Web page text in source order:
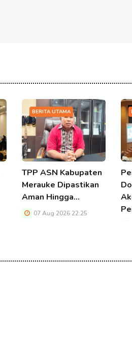
BERITA UTAMA
TPP ASN Kabupaten
Merauke Dipastikan
Aman Hingga…
07 Aug 2026 22:25